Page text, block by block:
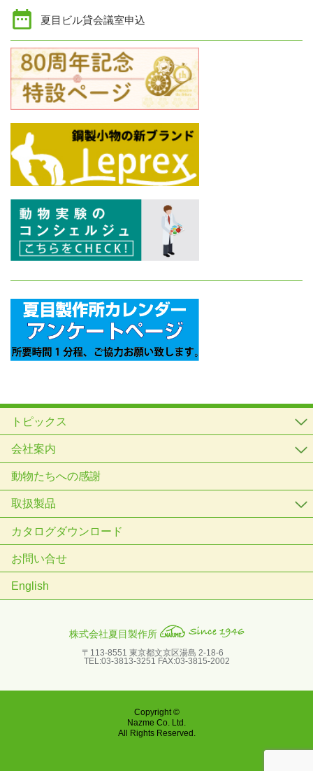
夏目ビル貸会議室申込
トピックス
会社案内
動物たちへの感謝
取扱製品
カタログダウンロード
お問い合せ
English
株式会社夏目製作所
〒113-8551 東京都文京区湯島 2-18-6
TEL:03-3813-3251 FAX:03-3815-2002
Copyright ©
Nazme Co. Ltd.
All Rights Reserved.